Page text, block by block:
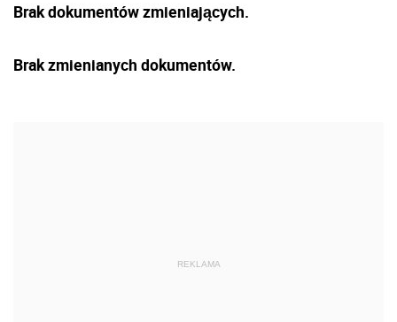
Brak dokumentów zmieniających.
Brak zmienianych dokumentów.